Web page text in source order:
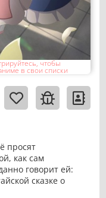
чтобы
в свои списки
просят
как сам
говорит ей:
сказке о